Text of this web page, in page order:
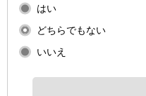
はい
どちらでもない
いいえ